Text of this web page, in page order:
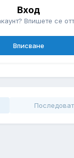
Вход
Впишете се
Вписване